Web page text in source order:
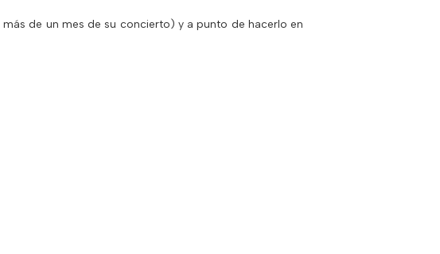
de un mes de su concierto) y a punto de hacerlo en